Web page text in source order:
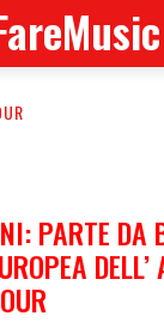
PARTE DA